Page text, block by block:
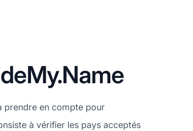
prendre en compte pour
à vérifier les pays acceptés